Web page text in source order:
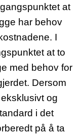
at
har behov
I
at to
med behov for
Dersom
og
i det
på å ta